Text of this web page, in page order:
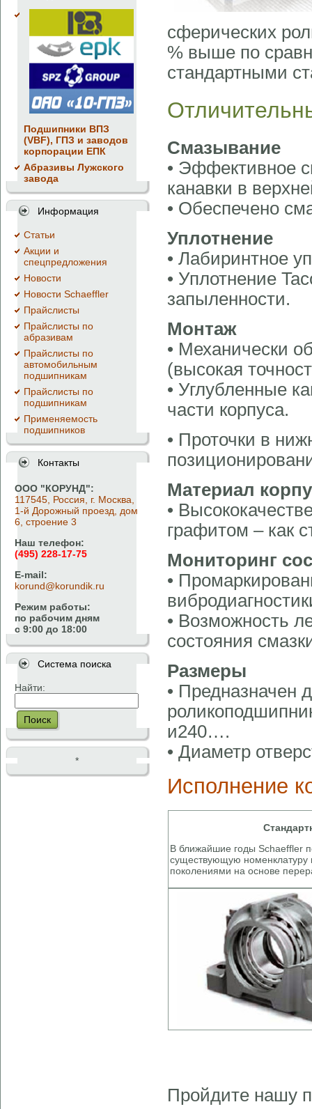
Подшипники ВПЗ
(VBF), ГПЗ и заводов
корпорации ЕПК
Абразивы Лужского
завода
Информация
Cтатьи
Акции и
спецпредложения
Новости
Новости Schaeffler
Прайслисты
Прайслисты по
абразивам
Прайслисты по
автомобильным
подшипникам
Прайслисты по
подшипникам
Применяемость
подшипников
Контакты
ООО "КОРУНД":
117545, Россия, г. Москва,
1-й Дорожный проезд, дом
6, строение 3
Наш телефон:
(495) 228-17-75
E-mail:
korund@korundik.ru
Режим работы:
по рабочим дням
с 9:00 до 18:00
Система поиска
Найти:
Поиск
*
сферических
% выше по
стандартными
Смазывание
• Эффективное
канавки в
• Обеспечено
Уплотнение
• Лабиринтное
• Уплотнение
запыленности.
Монтаж
• Механически
(высокая
• Углубленные
части корпуса.
• Проточки в
Материал
•
графитом – как
Мониторинг
•
• Возможность
состояния
Размеры
• Предназначен
и240….
• Диаметр
Исполнение
В ближайшие годы Schaeffler
существующую
поколениями на основе
Пройдите нашу